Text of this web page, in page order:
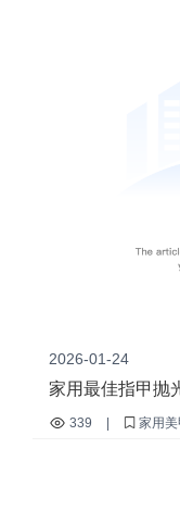
2026-01-24
家用最佳指甲抛
龙级效果
339 家用